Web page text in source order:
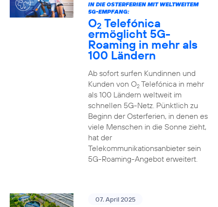
IN DIE OSTERFERIEN MIT WELTWEITEM
5G-EMPFANG:
O2 Telefónica
ermöglicht 5G-
Roaming in mehr als
100 Ländern
Ab sofort surfen Kundinnen und
Kunden von O2Telefónica in mehr
als 100 Ländern weltweit im
schnellen 5G-Netz. Pünktlich zu
Beginn der Osterferien, in denen es
viele Menschen in die Sonne zieht,
hat der
Telekommunikationsanbieter sein
5G-Roaming-Angebot erweitert.
07. April 2025